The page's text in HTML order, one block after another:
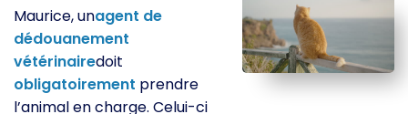
Maurice, unagent de
dédouanement
vétérinairedoit
obligatoirement prendre
l’animal en charge. Celui-ci